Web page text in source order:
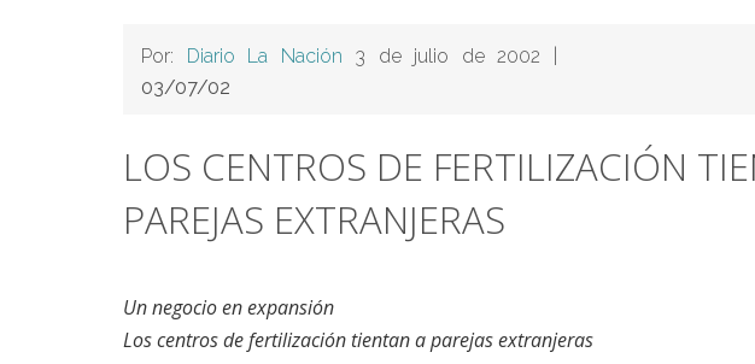
Por: Diario La Nación 3 de julio de 2002 |
03/07/02
LOS CENTROS DE FERTILIZACIÓN
PAREJAS EXTRANJERAS
Un negocio en expansión
Los centros de fertilización tientan a parejas extranjeras